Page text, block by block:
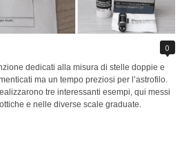
0
dedicati alla misura di stelle doppie e
ma un tempo preziosi per l’astrofilo.
tre interessanti esempi, qui messi
e nelle diverse scale graduate.